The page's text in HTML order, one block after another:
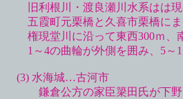
旧利根川・渡良瀬川水系はは現
五霞町元栗橋と久喜市栗橋にま
権現堂川に沿って東西300ｍ、
1～4の曲輪が外側を囲み、5～
(3) 水海城…古河市
鎌倉公方の家臣簗田氏が下野